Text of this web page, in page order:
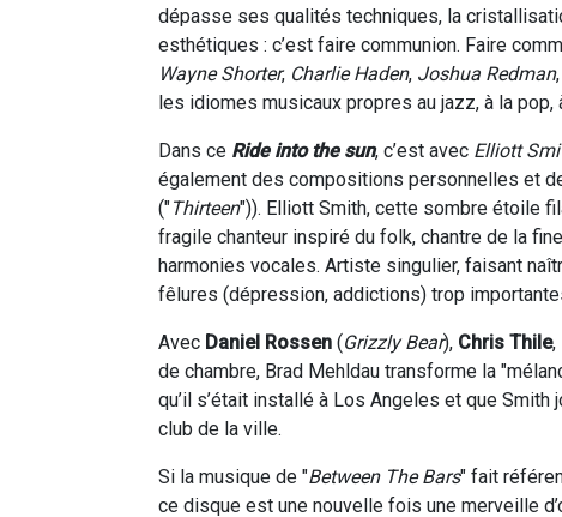
dépasse ses qualités techniques, la
esthétiques : c’est faire communion. Faire
Wayne Shorter, Charlie Haden, Joshua Redman,
les idiomes musicaux propres au jazz, à la pop,
Dans ce Ride into the sun, c’est avec Elliott
également des compositions personnelles et
("Thirteen")). Elliott Smith, cette sombre étoile
fragile chanteur inspiré du folk, chantre de la
harmonies vocales. Artiste singulier, faisant
fêlures (dépression, addictions) trop
Avec Daniel Rossen (Grizzly Bear), Chris Thile,
de chambre, Brad Mehldau transforme la
qu’il s’était installé à Los Angeles et que Smith
club de la ville.
Si la musique de "Between The Bars" fait
ce disque est une nouvelle fois une merveille